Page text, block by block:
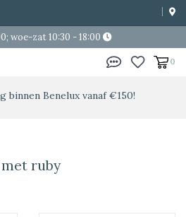
woe-zat 10:30 - 18:00
0
binnen Benelux vanaf €150!
ruby